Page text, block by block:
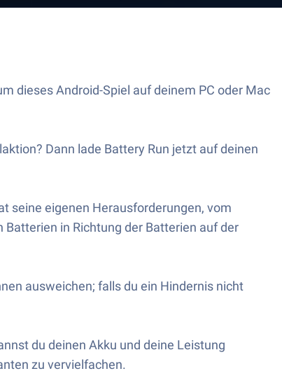
dieses Android-Spiel auf deinem PC oder Mac
Dann lade Battery Run jetzt auf deinen
seine eigenen Herausforderungen, vom
in Richtung der Batterien auf der
ausweichen; falls du ein Hindernis nicht
du deinen Akku und deine Leistung
zu vervielfachen.